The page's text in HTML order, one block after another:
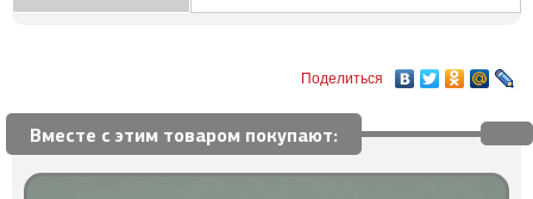
Поделиться
Вместе с этим товаром покупают: